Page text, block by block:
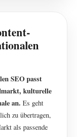
SEO passt
kulturelle
an. Es geht
zu übertragen,
als passende